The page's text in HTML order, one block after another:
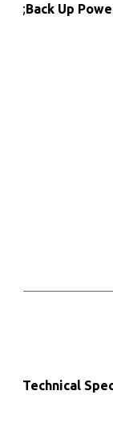
Back Up
Technical